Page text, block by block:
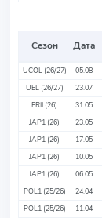
Сезон Дата
UCOL (26/27) 05.08
UEL (26/27) 23.07
FRII (26) 31.05
JAP1 (26) 23.05
JAP1 (26) 17.05
JAP1 (26) 10.05
JAP1 (26) 06.05
POL1 (25/26) 24.04
POL1 (25/26) 11.04